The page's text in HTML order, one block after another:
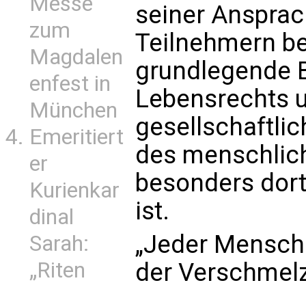
zum
Magdalen
enfest in
München
Emeritiert
er
Kurienkar
dinal
Sarah:
„Riten
seiner
Teilnehmern
grundlegende
Lebensrechts
des
besonders
ist.
„Jeder
der